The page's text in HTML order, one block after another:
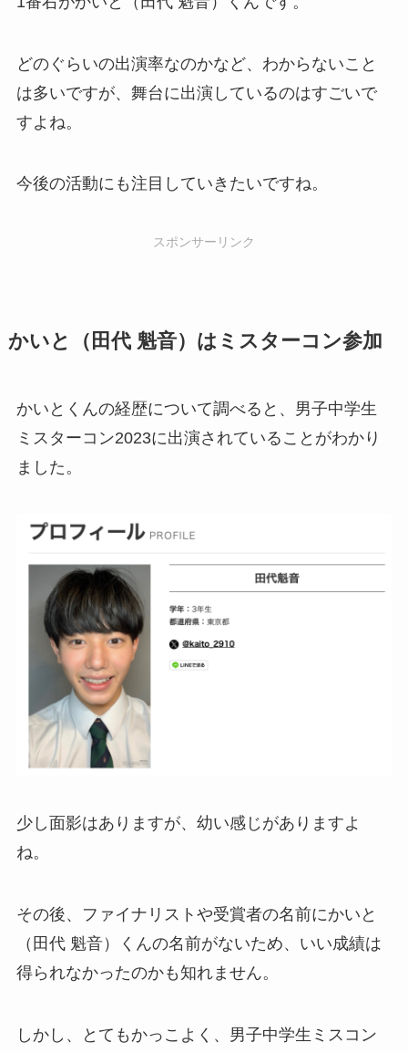
どのぐらいの出演率なのかなど、わからないこと
は多いですが、舞台に出演しているのはすごいで
すよね。
今後の活動にも注目していきたいですね。
スポンサーリンク
かいと（田代 魁音）はミスターコン参加
かいとくんの経歴について調べると、男子中学生
ミスターコン2023に出演されていることがわかり
ました。
少し面影はありますが、幼い感じがありますよ
ね。
その後、ファイナリストや受賞者の名前にかいと
（田代 魁音）くんの名前がないため、いい成績は
得られなかったのかも知れません。
しかし、とてもかっこよく、男子中学生ミスコン